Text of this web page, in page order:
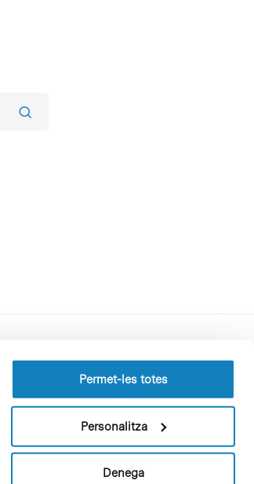
Permet-les totes
Personalitza
Denega
Perfil del contractant
Política de privacitat
Política de cookies
Patrons i patrocinadors
Borsa de treball